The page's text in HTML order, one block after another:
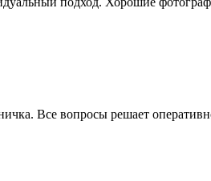
Все вопросы решает